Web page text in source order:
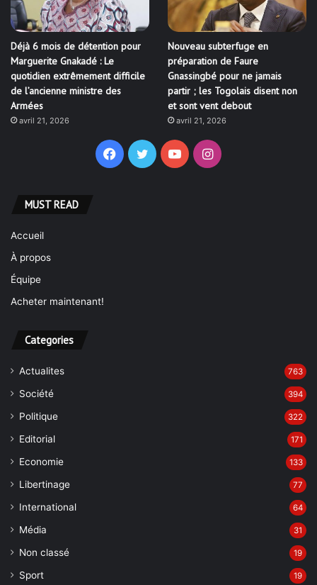
Déjà 6 mois de détention pour
Marguerite Gnakadé : Le
quotidien extrêmement difficile
de l’ancienne ministre des
Armées
avril 21, 2026
Nouveau subterfuge en
préparation de Faure
Gnassingbé pour ne jamais
partir ; les Togolais disent non
et sont vent debout
avril 21, 2026
Facebook
TwitterYouTubeInstagram
MUST READ
Accueil
À propos
Équipe
Acheter maintenant!
Categories
Actualites 763
Société 394
Politique 322
Editorial 171
Economie 133
Libertinage 77
International 64
Média 31
Non classé 19
Sport 19